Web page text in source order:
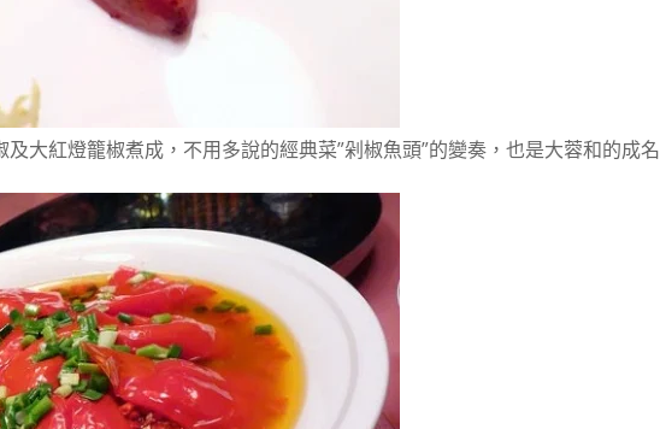
大紅燈籠椒煮成，不用多說的經典菜”剁椒魚頭”的變奏，也是大蓉和的成名